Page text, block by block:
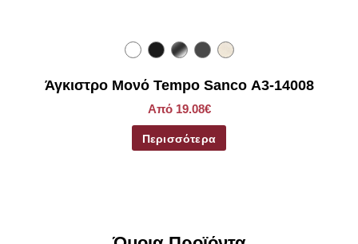
Άγκιστρο Μονό Tempo Sanco Α3-14008
Από 19.08€
Περισσότερα